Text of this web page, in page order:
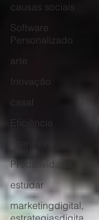
causas sociais
Software
Personalizado
arte
Inovação
casal
Eficiência
Produtividade
estudar
marketingdigital,